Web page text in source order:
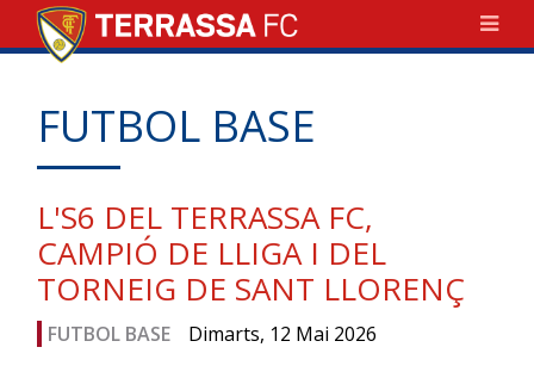
FUTBOL BASE
L'S6 DEL TERRASSA FC,
CAMPIÓ DE LLIGA I DEL
TORNEIG DE SANT LLORENÇ
FUTBOL BASE Dimarts, 12 Mai 2026